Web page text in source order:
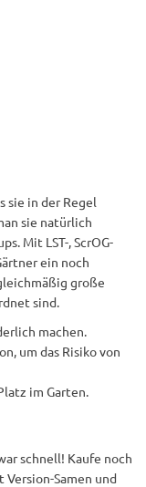
sie in der Regel
sie natürlich
Mit LST-, ScrOG-
ein noch
große
sind.
machen.
um das Risiko von
im Garten.
schnell! Kaufe noch
Samen und